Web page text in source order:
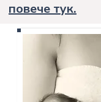
повече тук.